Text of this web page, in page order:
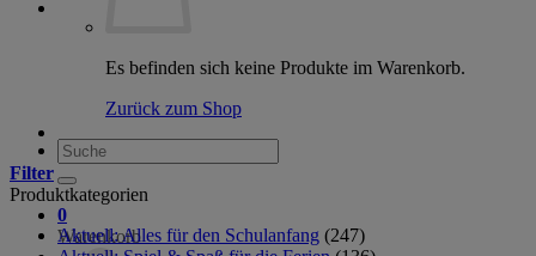
Es befinden sich keine Produkte im Warenkorb.
Zurück zum Shop
Suche
nach:
0
Warenkorb
Filter
Produktkategorien
Aktuell: Alles für den Schulanfang (247)